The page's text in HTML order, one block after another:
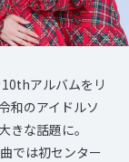
アルバムをリ
和のアイドルソ
きな話題に。
では初センター